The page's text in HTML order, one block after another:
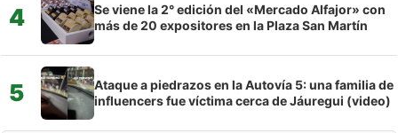
4
Se viene la 2° edición del «Mercado Alfajor» con
más de 20 expositores en la Plaza San Martín
5
Ataque a piedrazos en la Autovía 5: una familia de
influencers fue víctima cerca de Jáuregui (video)